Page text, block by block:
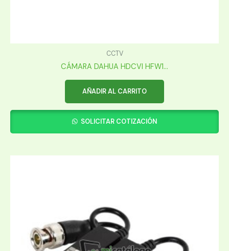
CCTV
CÁMARA DAHUA HDCVI HFW1...
AÑADIR AL CARRITO
SOLICITAR COTIZACIÓN